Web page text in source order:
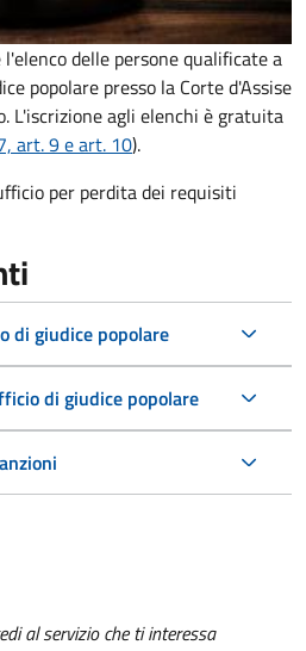
l'elenco delle persone qualificate a
popolare presso la Corte d'Assise
L'iscrizione agli elenchi è gratuita
art. 9 e art. 10).
per perdita dei requisiti
di giudice popolare
di giudice popolare
al servizio che ti interessa